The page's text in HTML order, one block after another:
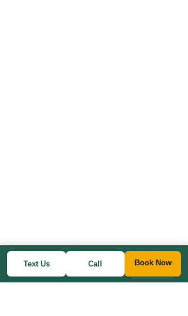
Text Us Call Book Now